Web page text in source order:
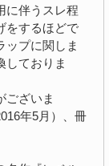
に伴うスレ程
をするほどで
ップに関しま
しておりま
ございま
年5月）、冊